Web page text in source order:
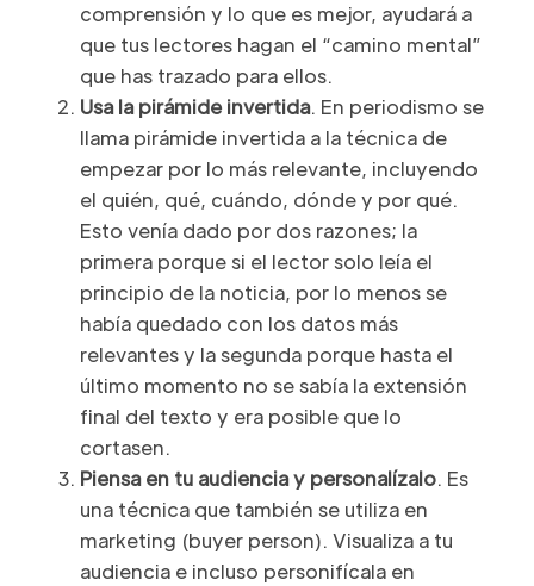
comprensión y lo que es mejor, ayudará a
que tus lectores hagan el “camino mental”
que has trazado para ellos.
Usa la pirámide invertida. En periodismo se
llama pirámide invertida a la técnica de
empezar por lo más relevante, incluyendo
el quién, qué, cuándo, dónde y por qué.
Esto venía dado por dos razones; la
primera porque si el lector solo leía el
principio de la noticia, por lo menos se
había quedado con los datos más
relevantes y la segunda porque hasta el
último momento no se sabía la extensión
final del texto y era posible que lo
cortasen.
Piensa en tu audiencia y personalízalo. Es
una técnica que también se utiliza en
marketing (buyer person). Visualiza a tu
audiencia e incluso personifícala en